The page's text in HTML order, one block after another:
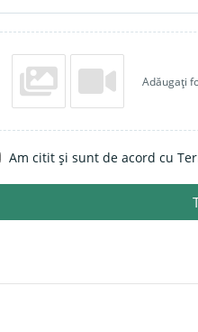
Adăugați
Am citit și sunt de acord cu